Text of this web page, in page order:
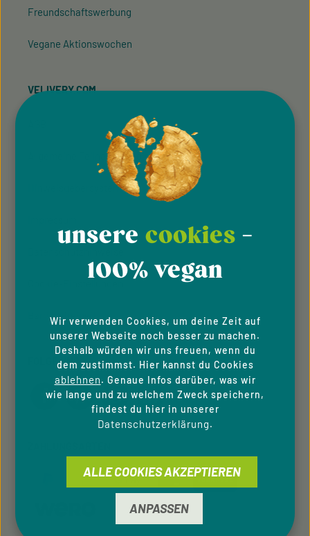
Freundschaftswerbung
Vegane Aktionswochen
VELIVERY.COM
Allgemeine Teilnahmebedingung
Hinweisgeber­system
Barrierefreiheit
FOLGE UNS
unsere cookies -
100% vegan
Wir verwenden Cookies, um deine Zeit auf
unserer Webseite noch besser zu machen.
Deshalb würden wir uns freuen, wenn du
dem zustimmst. Hier kannst du Cookies
ablehnen. Genaue Infos darüber, was wir
wie lange und zu welchem Zweck speichern,
findest du hier in unserer
Datenschutzerklärung.
ANPASSEN
ALLE COOKIES AKZEPTIEREN